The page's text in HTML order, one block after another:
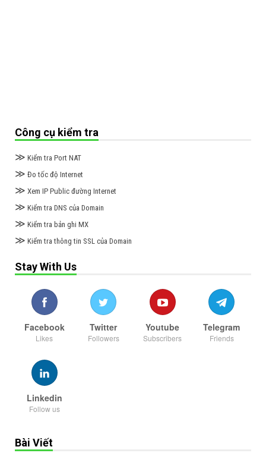
Công cụ kiểm tra
≫ Kiểm tra Port NAT
≫ Đo tốc độ Internet
≫ Xem IP Public đường Internet
≫ Kiểm tra DNS của Domain
≫ Kiểm tra bản ghi MX
≫ Kiểm tra thông tin SSL của Domain
Stay With Us
Facebook
Likes
Twitter
Followers
Youtube
Subscribers
Telegram
Friends
Linkedin
Follow us
Bài Viết